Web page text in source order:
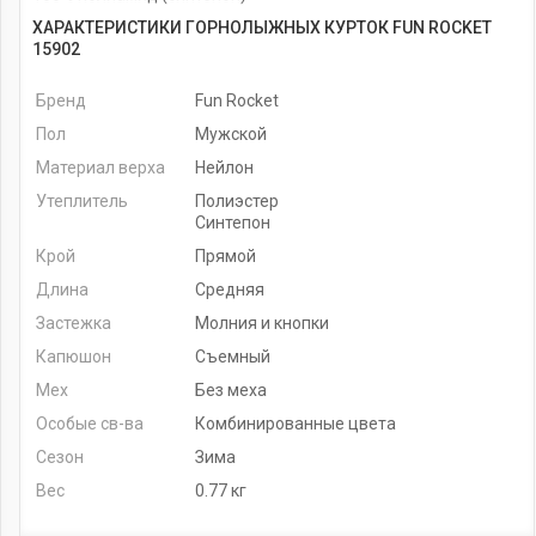
ХАРАКТЕРИСТИКИ ГОРНОЛЫЖНЫХ КУРТОК FUN ROCKET
15902
Бренд
Fun Rocket
Пол
Мужской
Материал верха
Нейлон
Утеплитель
Полиэстер
Синтепон
Крой
Прямой
Длина
Средняя
Застежка
Молния и кнопки
Капюшон
Съемный
Мех
Без меха
Особые св-ва
Комбинированные цвета
Сезон
Зима
Вес
0.77 кг